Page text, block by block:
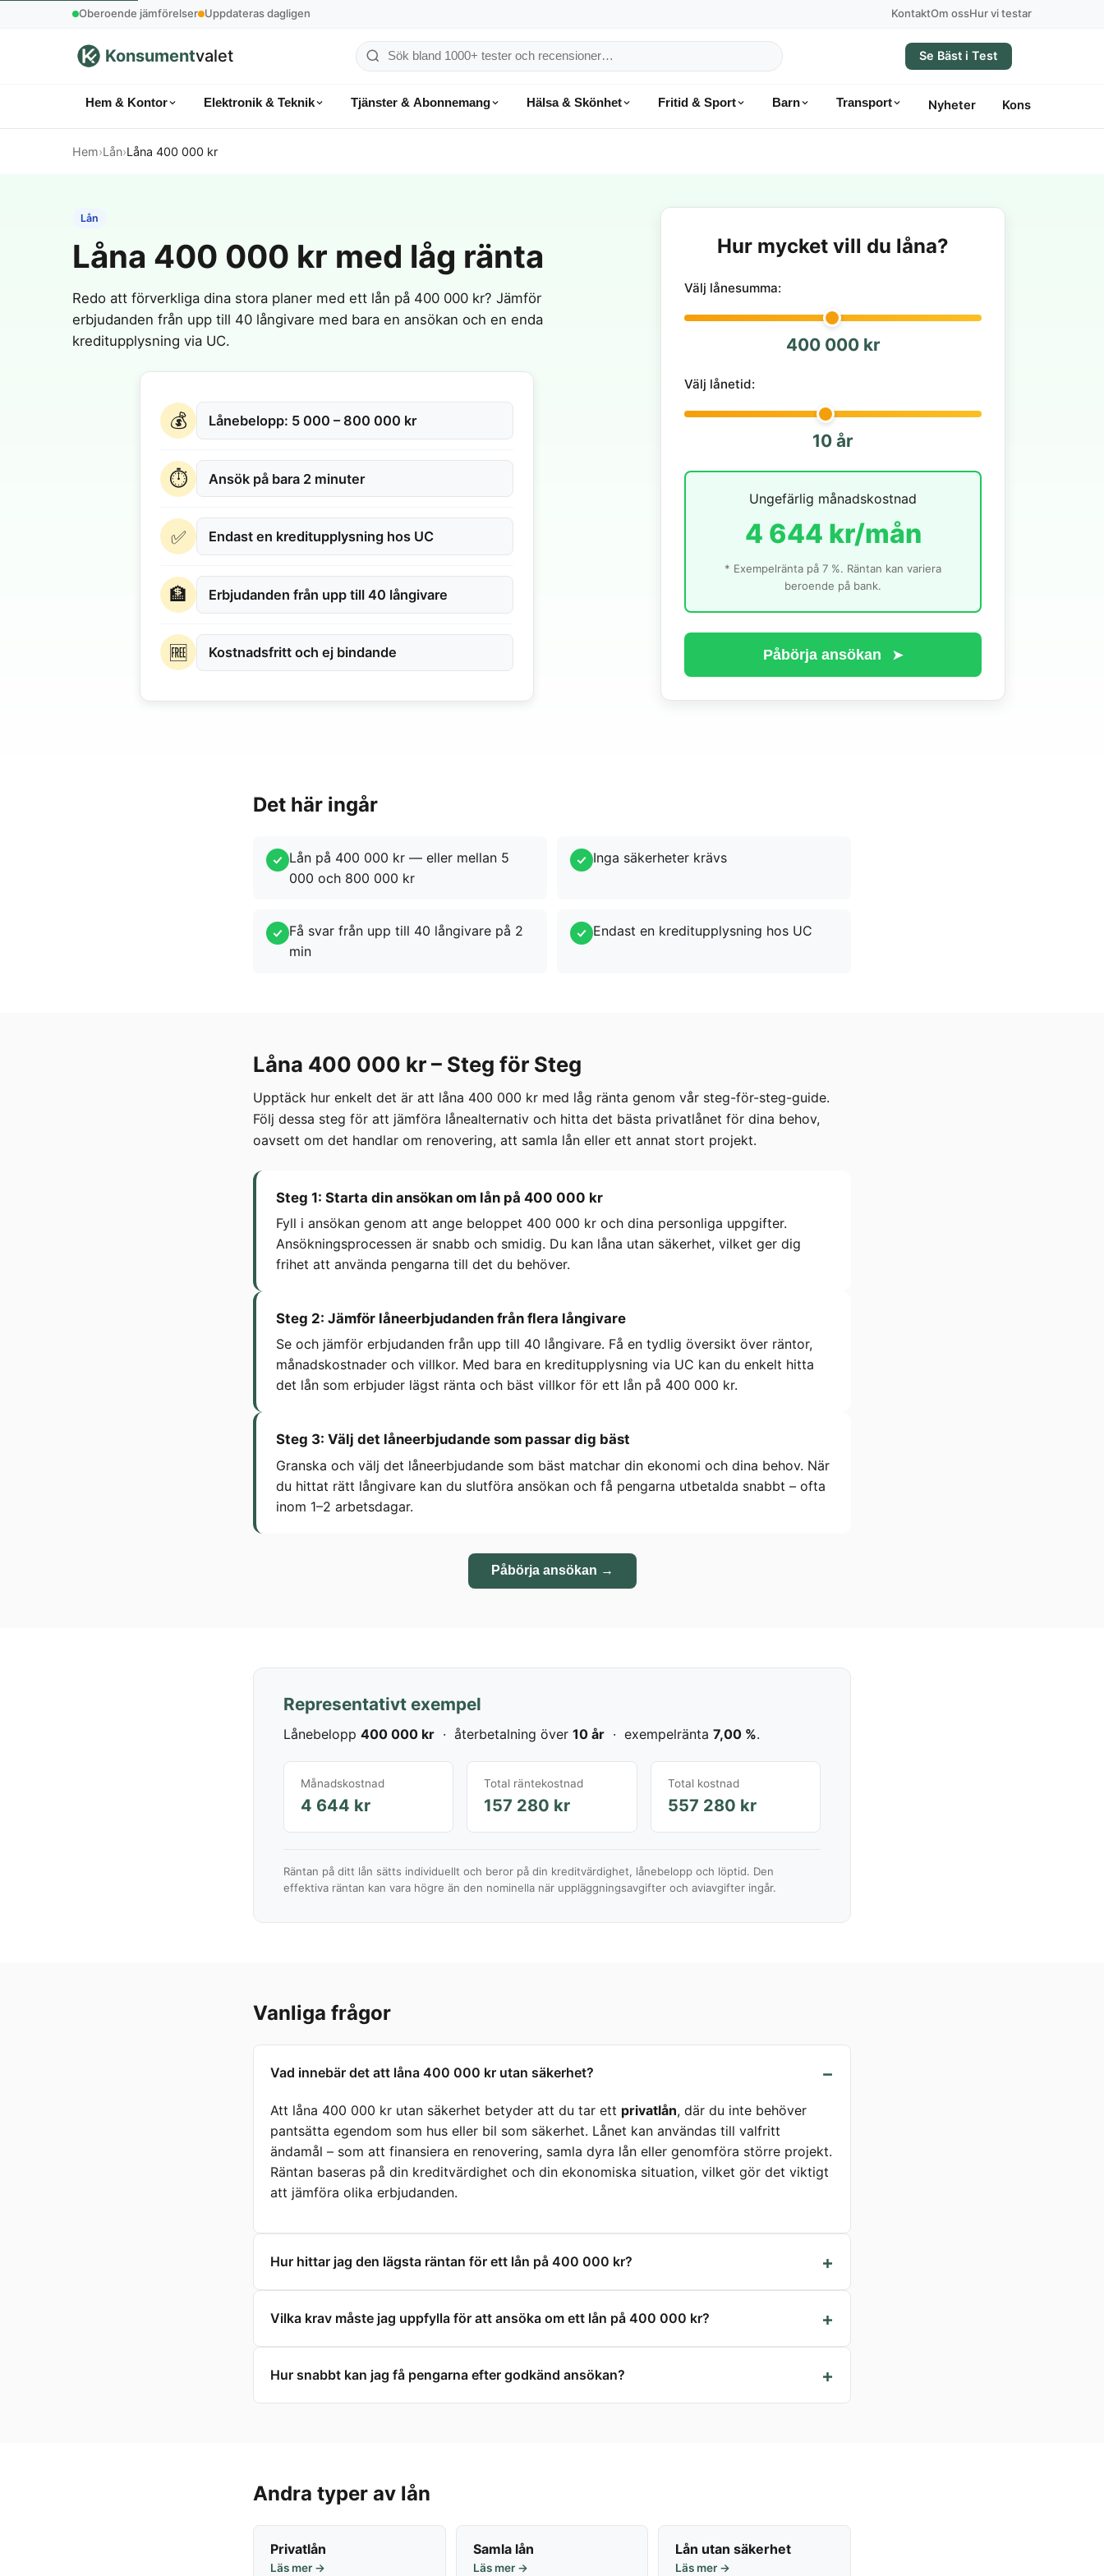
Oberoende jämförelser Uppdateras dagligen KontaktOm ossHur vi testar
Konsumentvalet
Sök
konsumentvalet
Se Bäst i Test
Hem & Kontor Elektronik & Teknik Tjänster & Abonnemang Hälsa & Skönhet Fritid & Sport Barn Transport Nyheter
Hem›Lån›Låna 400 000 kr
Lån
Låna 400 000 kr med låg ränta
Redo att förverkliga dina stora planer med ett lån på 400 000 kr? Jämför
erbjudanden från upp till 40 långivare med bara en ansökan och en enda
kreditupplysning via UC.
💰 Lånebelopp: 5 000 – 800 000 kr
⏱ Ansök på bara 2 minuter
✅ Endast en kreditupplysning hos UC
🏦 Erbjudanden från upp till 40 långivare
🆓 Kostnadsfritt och ej bindande
Hur mycket vill du låna?
Välj lånesumma:
400 000 kr
Välj lånetid:
10 år
Ungefärlig månadskostnad
4 644 kr/mån
* Exempelränta på 7 %. Räntan kan variera
beroende på bank.
Påbörja ansökan ➤
Det här ingår
Lån på 400 000 kr — eller mellan 5
000 och 800 000 kr
Inga säkerheter krävs
Få svar från upp till 40 långivare på 2
min
Endast en kreditupplysning hos UC
Låna 400 000 kr – Steg för Steg
Upptäck hur enkelt det är att låna 400 000 kr med låg ränta genom vår steg-för-steg-guide.
Följ dessa steg för att jämföra lånealternativ och hitta det bästa privatlånet för dina behov,
oavsett om det handlar om renovering, att samla lån eller ett annat stort projekt.
Steg 1: Starta din ansökan om lån på 400 000 kr
Fyll i ansökan genom att ange beloppet 400 000 kr och dina personliga uppgifter.
Ansökningsprocessen är snabb och smidig. Du kan låna utan säkerhet, vilket ger dig
frihet att använda pengarna till det du behöver.
Steg 2: Jämför låneerbjudanden från flera långivare
Se och jämför erbjudanden från upp till 40 långivare. Få en tydlig översikt över räntor,
månadskostnader och villkor. Med bara en kreditupplysning via UC kan du enkelt hitta
det lån som erbjuder lägst ränta och bäst villkor för ett lån på 400 000 kr.
Steg 3: Välj det låneerbjudande som passar dig bäst
Granska och välj det låneerbjudande som bäst matchar din ekonomi och dina behov. När
du hittat rätt långivare kan du slutföra ansökan och få pengarna utbetalda snabbt – ofta
inom 1–2 arbetsdagar.
Påbörja ansökan →
Representativt exempel
Lånebelopp 400 000 kr · återbetalning över 10 år · exempelränta 7,00 %.
Månadskostnad
4 644 kr
Total räntekostnad
157 280 kr
Total kostnad
557 280 kr
Räntan på ditt lån sätts individuellt och beror på din kreditvärdighet, lånebelopp och löptid. Den
effektiva räntan kan vara högre än den nominella när uppläggningsavgifter och aviavgifter ingår.
Vanliga frågor
Vad innebär det att låna 400 000 kr utan säkerhet?
Att låna 400 000 kr utan säkerhet betyder att du tar ett privatlån, där du inte behöver
pantsätta egendom som hus eller bil som säkerhet. Lånet kan användas till valfritt
ändamål – som att finansiera en renovering, samla dyra lån eller genomföra större projekt.
Räntan baseras på din kreditvärdighet och din ekonomiska situation, vilket gör det viktigt
att jämföra olika erbjudanden.
Hur hittar jag den lägsta räntan för ett lån på 400 000 kr?
Vilka krav måste jag uppfylla för att ansöka om ett lån på 400 000 kr?
Hur snabbt kan jag få pengarna efter godkänd ansökan?
Andra typer av lån
Privatlån
Läs mer →
Samla lån
Läs mer →
Lån utan säkerhet
Läs mer →